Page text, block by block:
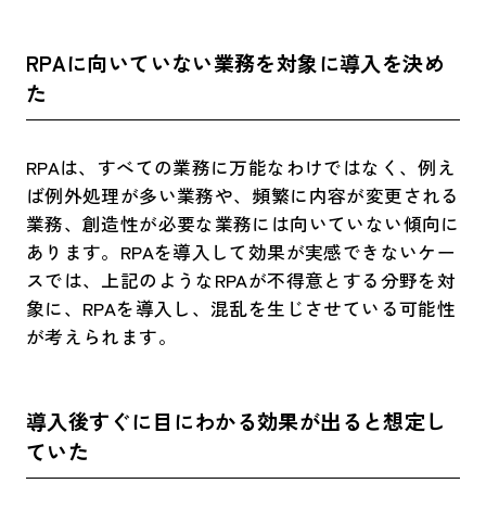
RPAに向いていない業務を対象に導入を決め
た​
RPAは、すべての業務に万能なわけではなく、例え
ば例外処理が多い業務や、頻繁に内容が変更される
業務、創造性が必要な業務には向いていない傾向に
あります。RPAを導入して効果が実感できないケー
スでは、上記のようなRPAが不得意とする分野を対
象に、RPAを導入し、混乱を生じさせている可能性
が考えられます。
​導入後すぐに目にわかる効果が出ると想定し
ていた​